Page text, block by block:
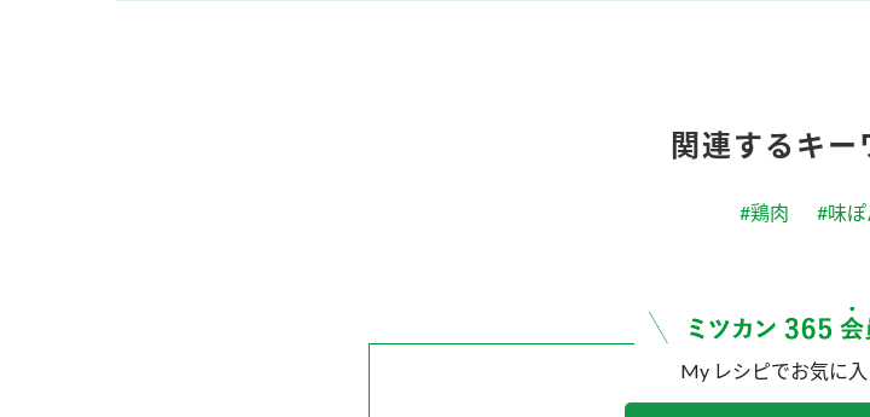
関連するキー
#鶏肉 #味ぽ
My レシピでお気に